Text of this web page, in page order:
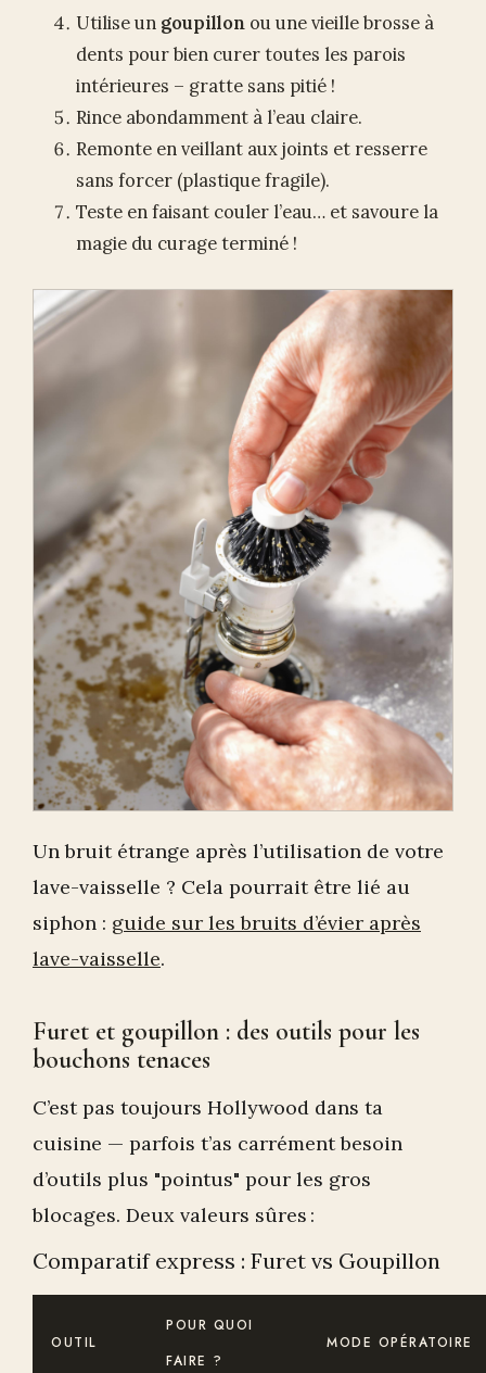
Utilise un goupillon ou une vieille brosse à
dents pour bien curer toutes les parois
intérieures – gratte sans pitié !
Rince abondamment à l’eau claire.
Remonte en veillant aux joints et resserre
sans forcer (plastique fragile).
Teste en faisant couler l’eau… et savoure la
magie du curage terminé !
Un bruit étrange après l’utilisation de votre
lave-vaisselle ? Cela pourrait être lié au
siphon : guide sur les bruits d’évier après
lave-vaisselle.
Furet et goupillon : des outils pour les
bouchons tenaces
C’est pas toujours Hollywood dans ta
cuisine — parfois t’as carrément besoin
d’outils plus "pointus" pour les gros
blocages. Deux valeurs sûres :
Comparatif express : Furet vs Goupillon
OUTIL
POUR QUOI
FAIRE ?
MODE OPÉRATOIRE